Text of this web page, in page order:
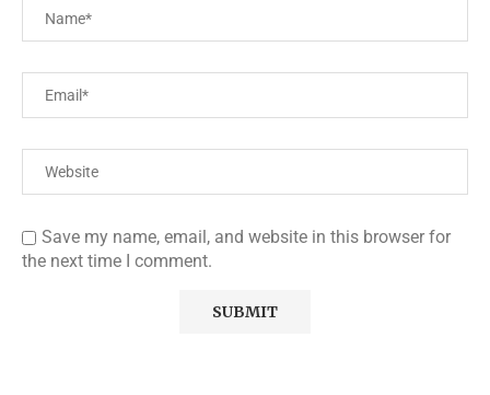
Save my name, email, and website in this browser for
the next time I comment.